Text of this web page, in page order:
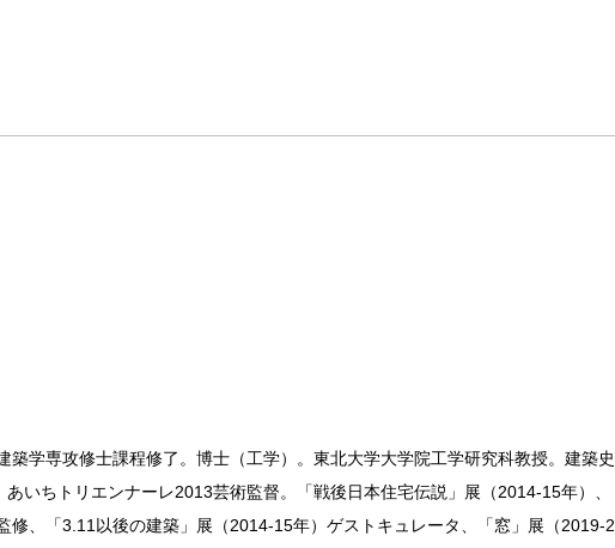
学専攻修士課程修了。博士（工学）。東北大学大学院工学研究科教授。建築
いちトリエンナーレ2013芸術監督。「戦後日本住宅伝説」展（2014-15年）
修、「3.11以後の建築」展（2014-15年）ゲストキュレータ、「窓」展（